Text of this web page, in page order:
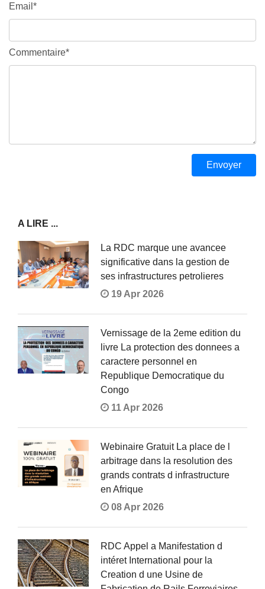
Email*
Commentaire*
A LIRE ...
La RDC marque une avancee
significative dans la gestion de
ses infrastructures petrolieres
19 Apr 2026
Vernissage de la 2eme edition du
livre La protection des donnees a
caractere personnel en
Republique Democratique du
Congo
11 Apr 2026
Webinaire Gratuit La place de l
arbitrage dans la resolution des
grands contrats d infrastructure
en Afrique
08 Apr 2026
RDC Appel a Manifestation d
intéret International pour la
Creation d une Usine de